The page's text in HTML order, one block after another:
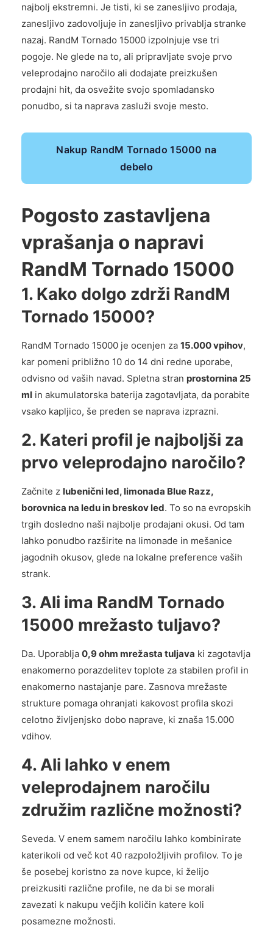
najbolj ekstremni. Je tisti, ki se zanesljivo prodaja,
zanesljivo zadovoljuje in zanesljivo privablja stranke
nazaj. RandM Tornado 15000 izpolnjuje vse tri
pogoje. Ne glede na to, ali pripravljate svoje prvo
veleprodajno naročilo ali dodajate preizkušen
prodajni hit, da osvežite svojo spomladansko
ponudbo, si ta naprava zasluži svoje mesto.
Nakup RandM Tornado 15000 na
debelo
Pogosto zastavljena
vprašanja o napravi
RandM Tornado 15000
1. Kako dolgo zdrži RandM
Tornado 15000?
RandM Tornado 15000 je ocenjen za 15.000 vpihov,
kar pomeni približno 10 do 14 dni redne uporabe,
odvisno od vaših navad. Spletna stran prostornina 25
ml in akumulatorska baterija zagotavljata, da porabite
vsako kapljico, še preden se naprava izprazni.
2. Kateri profil je najboljši za
prvo veleprodajno naročilo?
Začnite z lubenični led, limonada Blue Razz,
borovnica na ledu in breskov led. To so na evropskih
trgih dosledno naši najbolje prodajani okusi. Od tam
lahko ponudbo razširite na limonade in mešanice
jagodnih okusov, glede na lokalne preference vaših
strank.
3. Ali ima RandM Tornado
15000 mrežasto tuljavo?
Da. Uporablja 0,9 ohm mrežasta tuljava ki zagotavlja
enakomerno porazdelitev toplote za stabilen profil in
enakomerno nastajanje pare. Zasnova mrežaste
strukture pomaga ohranjati kakovost profila skozi
celotno življenjsko dobo naprave, ki znaša 15.000
vdihov.
4. Ali lahko v enem
veleprodajnem naročilu
združim različne možnosti?
Seveda. V enem samem naročilu lahko kombinirate
katerikoli od več kot 40 razpoložljivih profilov. To je
še posebej koristno za nove kupce, ki želijo
preizkusiti različne profile, ne da bi se morali
zavezati k nakupu večjih količin katere koli
posamezne možnosti.